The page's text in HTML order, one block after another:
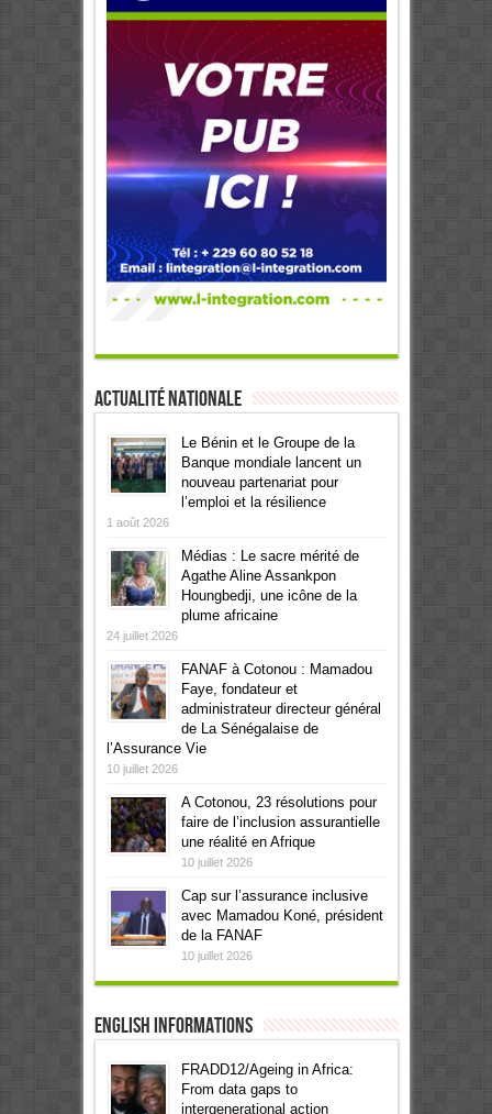
Actualité Nationale
Le Bénin et le Groupe de la
Banque mondiale lancent un
nouveau partenariat pour
l’emploi et la résilience
1 août 2026
Médias : Le sacre mérité de
Agathe Aline Assankpon
Houngbedji, une icône de la
plume africaine
24 juillet 2026
FANAF à Cotonou : Mamadou
Faye, fondateur et
administrateur directeur général
de La Sénégalaise de
l’Assurance Vie
10 juillet 2026
A Cotonou, 23 résolutions pour
faire de l’inclusion assurantielle
une réalité en Afrique
10 juillet 2026
Cap sur l’assurance inclusive
avec Mamadou Koné, président
de la FANAF
10 juillet 2026
English informations
FRADD12/Ageing in Africa:
From data gaps to
intergenerational action